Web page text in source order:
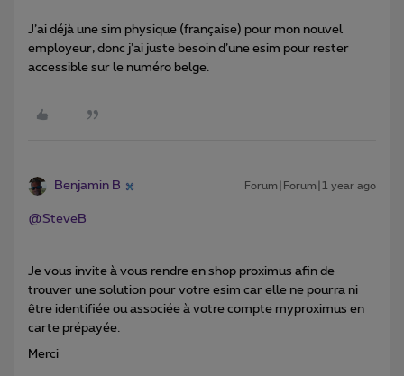
J’ai déjà une sim physique (française) pour mon nouvel
employeur, donc j’ai juste besoin d’une esim pour rester
accessible sur le numéro belge.
Benjamin B Forum|Forum|1 year ago
@SteveB
Je vous invite à vous rendre en shop proximus afin de
trouver une solution pour votre esim car elle ne pourra ni
être identifiée ou associée à votre compte myproximus en
carte prépayée.
Merci